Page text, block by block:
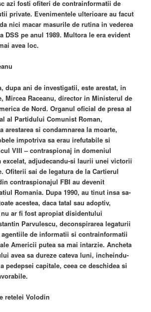
azi fosti ofiteri de contrainformatii de
private. Evenimentele ulterioare au facut
nici macar masurile de rutina in vederea
DSS pe anul 1989. Multora le era evident
avea loc.
dupa ani de investigatii, este arestat, in
Mircea Raceanu, director in Ministerul de
de Nord. Organul oficial de presa al
al Partidului Comunist Roman,
arestarea si condamnarea la moarte,
impotriva sa erau irefutabile si
VIII – contraspionaj in domeniul
excelat, adjudecandu-si laurii unei victorii
Ofiterii sai de legatura de la Cartierul
contraspionajul FBI au devenit
Romania. Dupa 1990, au tinut insa sa-
acestea, daca tatal sau adoptiv,
ar fi fost apropiat disidentului
Parvulescu, deconspirarea legaturii
agentiile de informatii si contrainformatii
Americii putea sa mai intarzie. Ancheta
avea sa dureze cateva luni, incheindu-
pedepsei capitale, ceea ce deschidea si
retelei Volodin